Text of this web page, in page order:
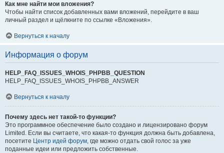
Как мне найти мои вложения?
Чтобы найти список добавленных вами вложений, перейдите в ваш
личный раздел и щёлкните по ссылке «Вложения».
Вернуться к началу
Информация о форум
HELP_FAQ_ISSUES_WHOIS_PHPBB_QUESTION
HELP_FAQ_ISSUES_WHOIS_PHPBB_ANSWER
Вернуться к началу
Почему здесь нет такой-то функции?
Это программное обеспечение было создано и лицензировано форум
Limited. Если вы считаете, что какая-то функция должна быть добавлена,
посетите Центр идей форум, где можно отдать свой голос за уже
поданные идеи или предложить собственные.